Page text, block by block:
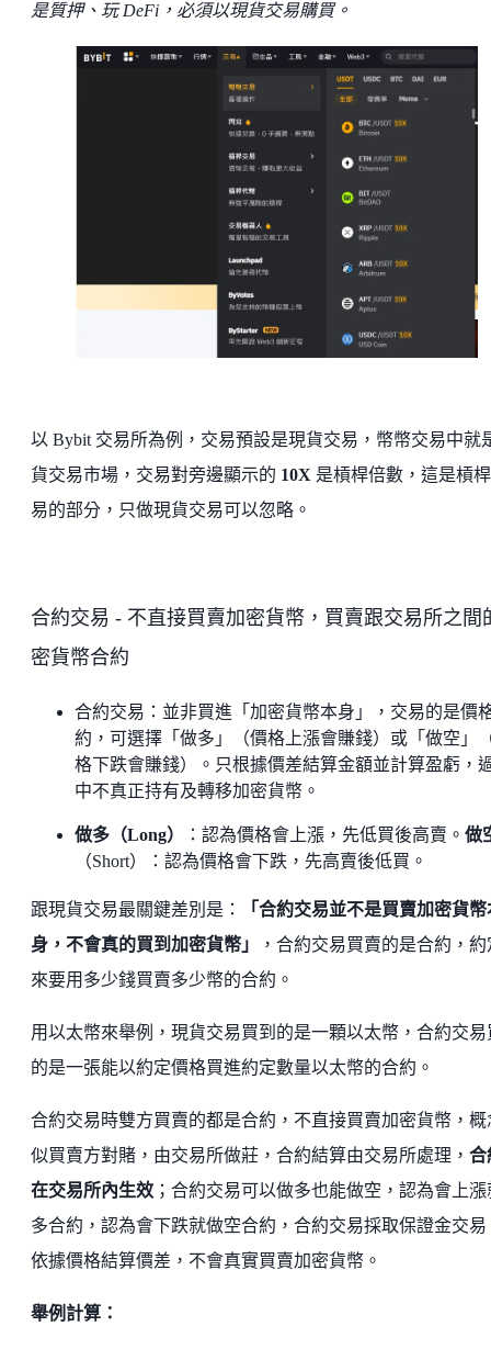
是質押、玩 DeFi，必須以現貨交易購買。
以 Bybit 交易所為例，交易預設是現貨交易，幣幣交易中就
貨交易市場，交易對旁邊顯示的 10X 是槓桿倍數，這是槓
易的部分，只做現貨交易可以忽略。
合約交易 - 不直接買賣加密貨幣，買賣跟交易所之間
密貨幣合約
合約交易：並非買進「加密貨幣本身」，交易的是價
約，可選擇「做多」（價格上漲會賺錢）或「做空」
格下跌會賺錢）。只根據價差結算金額並計算盈虧，
中不真正持有及轉移加密貨幣。
做多（Long） ：認為價格會上漲，先低買後高賣。 做
（Short）：認為價格會下跌，先高賣後低買。
跟現貨交易最關鍵差別是：
「合約交易並不是買賣加密貨幣
身，不會真的買到加密貨幣」
，合約交易買賣的是合約，約
來要用多少錢買賣多少幣的合約。
用以太幣來舉例，現貨交易買到的是一顆以太幣，合約交易
的是一張能以約定價格買進約定數量以太幣的合約。
合約交易時雙方買賣的都是合約，不直接買賣加密貨幣，概
似買賣方對賭，由交易所做莊，合約結算由交易所處理， 合
在交易所內生效 ；合約交易可以做多也能做空，認為會上漲
多合約，認為會下跌就做空合約，合約交易採取保證金交易
依據價格結算價差，不會真實買賣加密貨幣。
舉例計算：